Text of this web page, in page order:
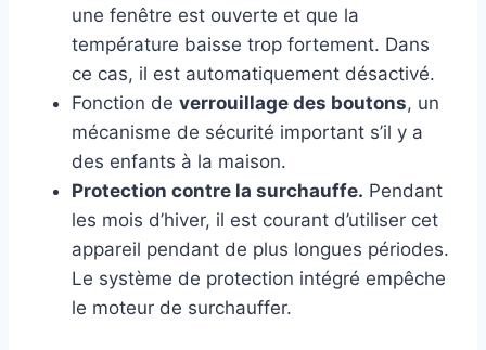
une fenêtre est ouverte et que la
température baisse trop fortement. Dans
ce cas, il est automatiquement désactivé.
Fonction de verrouillage des boutons, un
mécanisme de sécurité important s’il y a
des enfants à la maison.
Protection contre la surchauffe. Pendant
les mois d’hiver, il est courant d’utiliser cet
appareil pendant de plus longues périodes.
Le système de protection intégré empêche
le moteur de surchauffer.